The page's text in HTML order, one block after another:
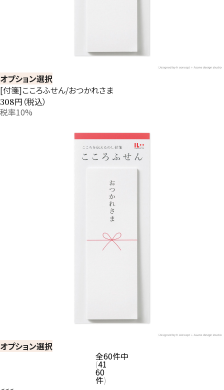
オプション選択
[付箋]こころふせん/おつかれさま
308円（税込）
税率10%
オプション選択
全60件中
41
60
件